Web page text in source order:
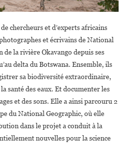
chercheurs et d’experts africains
et écrivains de National
de la rivière Okavango depuis ses
delta du Botswana. Ensemble, ils
sa biodiversité extraordinaire,
santé des eaux. Et documenter les
et des sons. Elle a ainsi parcouru 2
du National Geographic, où elle
dans le projet a conduit à la
nouvelles pour la science